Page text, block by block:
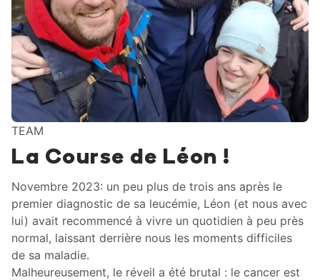
TEAM
La Course de Léon !
Novembre 2023: un peu plus de trois ans après le
premier diagnostic de sa leucémie, Léon (et nous avec
lui) avait recommencé à vivre un quotidien à peu près
normal, laissant derrière nous les moments difficiles
de sa maladie.
Malheureusement, le réveil a été brutal : le cancer est